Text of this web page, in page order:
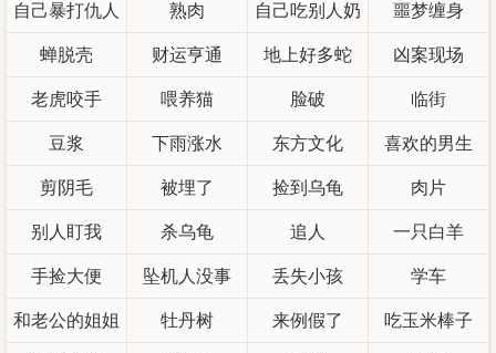
自己暴打仇人 熟肉 自己吃别人奶 噩梦缠身
蝉脱壳 财运亨通 地上好多蛇 凶案现场
老虎咬手 喂养猫 脸破 临街
豆浆 下雨涨水 东方文化 喜欢的男生
剪阴毛 被埋了 捡到乌龟 肉片
别人盯我 杀乌龟 追人 一只白羊
手捡大便 坠机人没事 丢失小孩 学车
和老公的姐姐 牡丹树 来例假了 吃玉米棒子